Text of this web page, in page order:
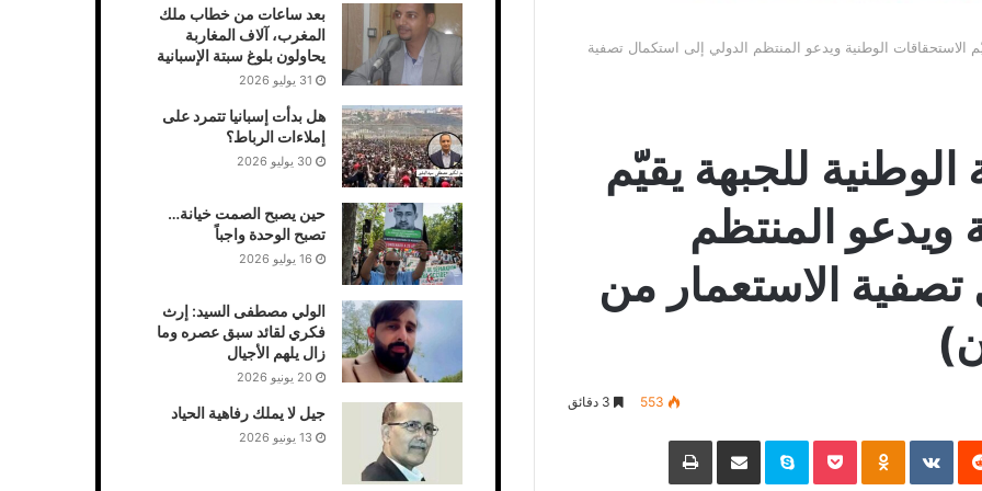
الاستحقاقات الوطنية ويدعو المنتظم الدولي إلى استكمال تصفية
الوطنية للجبهة يقيّم
ويدعو المنتظم
الاستعمار من
553
‏Reddit
‏VKontakte
Pocket
Skype مشاركة عبر البريد
بعد ساعات من خطاب ملك
المغرب، آلاف المغاربة
يحاولون بلوغ سبتة الإسبانية
31 يوليو 2026
هل بدأت إسبانيا تتمرد على
إملاءات الرباط؟
30 يوليو 2026
حين يصبح الصمت خيانة…
تصبح الوحدة واجباً
16 يوليو 2026
الولي مصطفى السيد: إرث
فكري لقائد سبق عصره وما
زال يلهم الأجيال
20 يونيو 2026
جيل لا يملك رفاهية الحياد
13 يونيو 2026